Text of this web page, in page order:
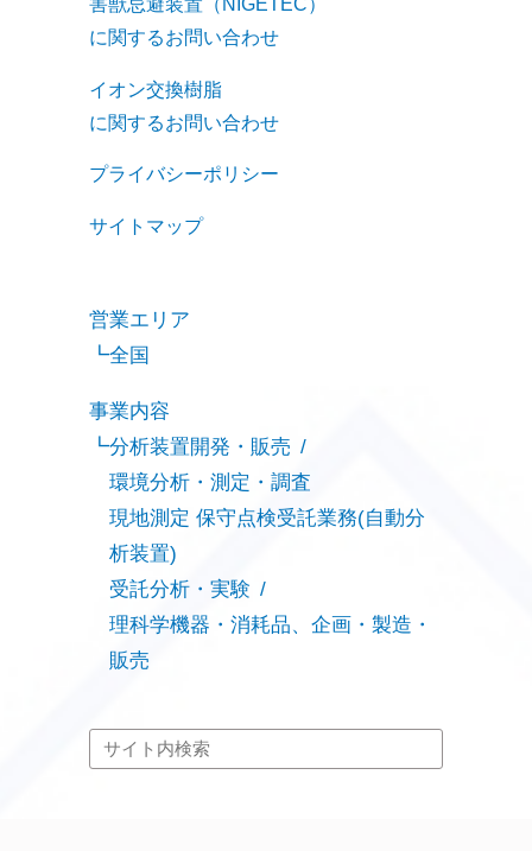
に関するお問い合わせ
イオン交換樹脂
に関するお問い合わせ
プライバシーポリシー
サイトマップ
営業エリア
全国
事業内容
分析装置開発・販売
環境分析・測定・調査
現地測定 保守点検受託業務(自動分
析装置)
受託分析・実験
理科学機器・消耗品、企画・製造・
販売